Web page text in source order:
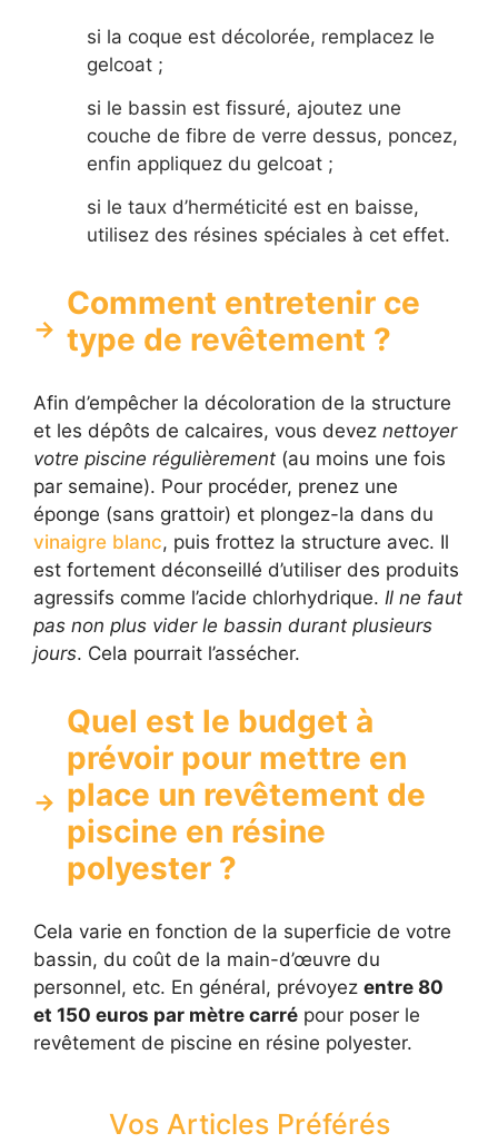
si la coque est décolorée, remplacez le
gelcoat ;
si le bassin est fissuré, ajoutez une
couche de fibre de verre dessus, poncez,
enfin appliquez du gelcoat ;
si le taux d’herméticité est en baisse,
utilisez des résines spéciales à cet effet.
Comment entretenir ce
type de revêtement ?
Afin d’empêcher la décoloration de la structure
et les dépôts de calcaires, vous devez nettoyer
votre piscine régulièrement (au moins une fois
par semaine). Pour procéder, prenez une
éponge (sans grattoir) et plongez-la dans du
vinaigre blanc, puis frottez la structure avec. Il
est fortement déconseillé d’utiliser des produits
agressifs comme l’acide chlorhydrique. Il ne faut
pas non plus vider le bassin durant plusieurs
jours. Cela pourrait l’assécher.
Quel est le budget à
prévoir pour mettre en
place un revêtement de
piscine en résine
polyester ?
Cela varie en fonction de la superficie de votre
bassin, du coût de la main-d’œuvre du
personnel, etc. En général, prévoyez entre 80
et 150 euros par mètre carré pour poser le
revêtement de piscine en résine polyester.
Vos Articles Préférés